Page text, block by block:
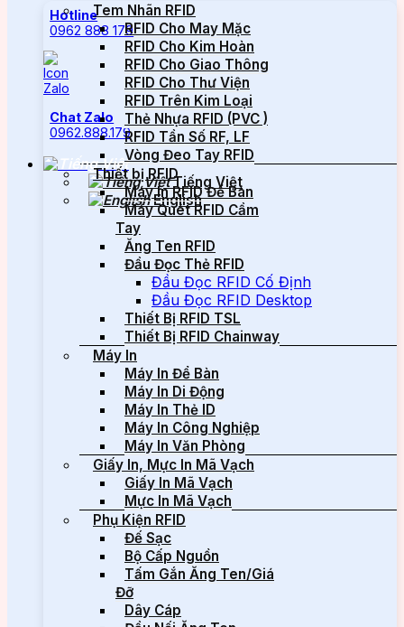
Hotline
0962 888 179
Chat Zalo
0962.888.179
Tiếng Việt
English
Tem Nhãn RFID
RFID Cho May Mặc
RFID Cho Kim Hoàn
RFID Cho Giao Thông
RFID Cho Thư Viện
RFID Trên Kim Loại
Thẻ Nhựa RFID (PVC )
RFID Tần Số RF, LF
Vòng Đeo Tay RFID
Thiết bị RFID
Máy In RFID Để Bàn
Máy Quét RFID Cầm
Tay
Ăng Ten RFID
Đầu Đọc Thẻ RFID
Đầu Đọc RFID Cố Định
Đầu Đọc RFID Desktop
Thiết Bị RFID TSL
Thiết Bị RFID Chainway
Máy In
Máy In Để Bàn
Máy In Di Động
Máy In Thẻ ID
Máy In Công Nghiệp
Máy In Văn Phòng
Giấy In, Mực In Mã Vạch
Giấy In Mã Vạch
Mực In Mã Vạch
Phụ Kiện RFID
Đế Sạc
Bộ Cấp Nguồn
Tấm Gắn Ăng Ten/Giá
Đỡ
Dây Cáp